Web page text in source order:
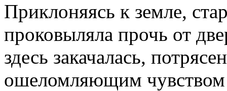
Приклоняясь к земле,
проковыляла прочь от
здесь закачалась,
ошеломляющим чувством